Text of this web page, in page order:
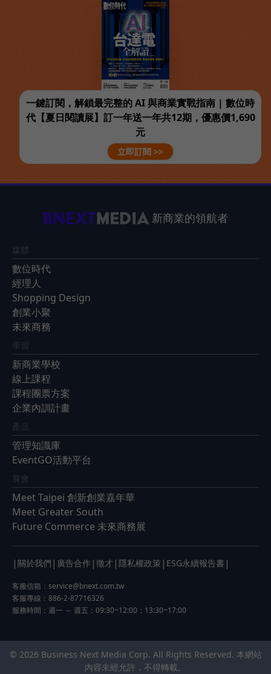
一鍵訂閱，解鎖最完整的 AI 與商業實戰指南 | 數位時
代【夏日閱讀展】訂一年送一年共12期，優惠價1,690
元
立即訂閱 >>
新商業的領航者
媒體
數位時代
經理人
Shopping Design
創業小聚
未來商務
學習
新商業學校
線上課程
課程團票方案
企業內訓計畫
產品
管理知識庫
EventGO活動平台
展會
Meet Taipei 創新創業嘉年華
Meet Greater South
Future Commerce 未來商務展
| 關於我們 | 廣告合作 | 徵才 | 隱私權政策 | ESG永續報告書 |
客服信箱： service@bnext.com.tw
客服專線：886-2-87716326
服務時間：週一 ～ 週五：09:30~12:00；13:30~17:00
© 2026 Business Next Media Corp. All Rights Reserved. 本網站
內容未經允許，不得轉載。